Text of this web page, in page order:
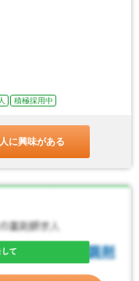
積極採用中
に興味がある